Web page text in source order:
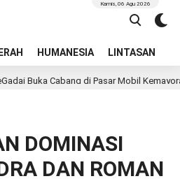
HUMANESIA LINTASAN
Kamis, 06 Agu 2026
Cabang di Pasar Mobil Kemayoran,
DOMINASI
DAN ROMAN